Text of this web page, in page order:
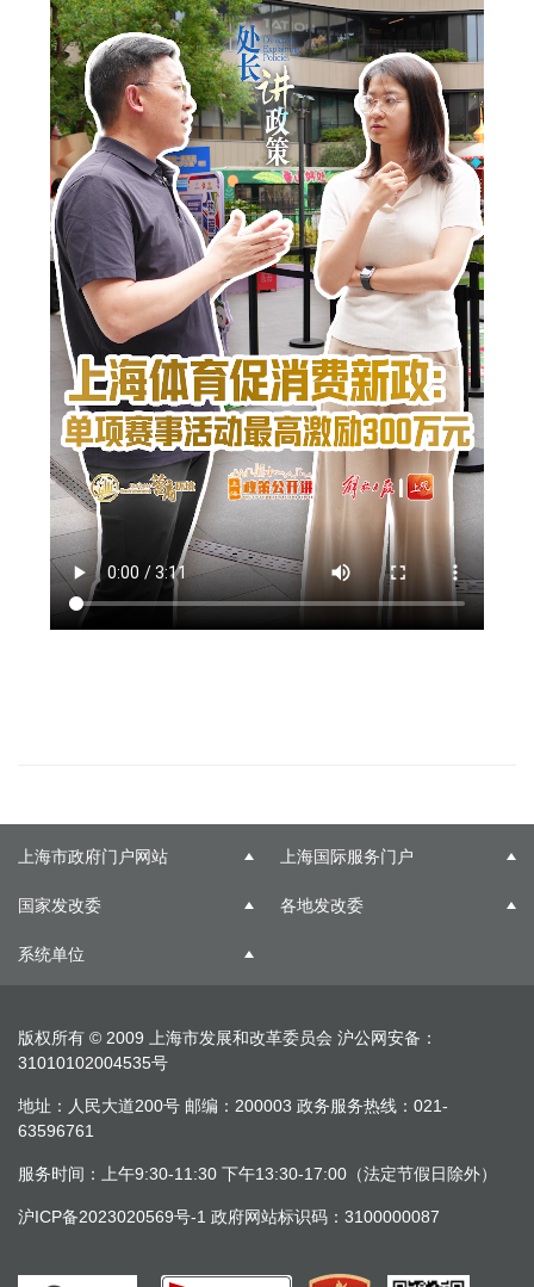
上海市政府门户网站 上海国际服务门户
国家发改委 各地发改委
系统单位
版权所有 © 2009 上海市发展和改革委员会 沪公网安备：
31010102004535号
地址：人民大道200号 邮编：200003 政务服务热线：021-
63596761
服务时间：上午9:30-11:30 下午13:30-17:00（法定节假日除外）
沪ICP备2023020569号-1 政府网站标识码：3100000087